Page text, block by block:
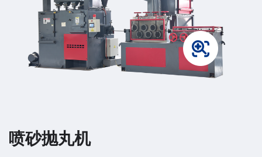
喷砂抛丸机